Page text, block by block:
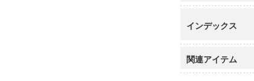
インデックス
関連アイテム